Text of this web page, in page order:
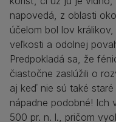
napovedá, z oblasti
účelom bol lov
veľkosti a odolnej
Predpokladá sa, že
čiastočne zaslúžili o
aj keď nie sú také
nápadne podobné! Ich
500 pr. n. l., pričom